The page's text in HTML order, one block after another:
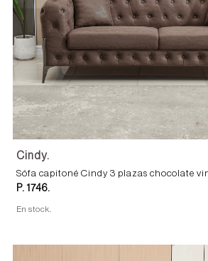
Cindy.
Sófa capitoné Cindy 3 plazas chocolate
P. 1746.
En stock.